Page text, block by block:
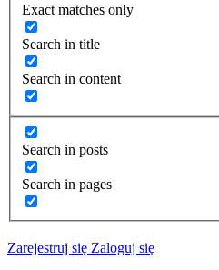
Exact matches only
Search in title
Search in content
Search in posts
Search in pages
Zarejestruj się Zaloguj się